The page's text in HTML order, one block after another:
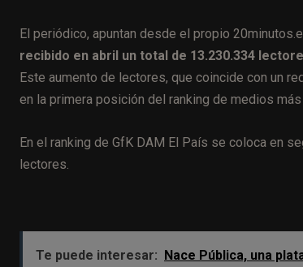
El periódico, apuntan desde el propio
recibido en abril un total de 13.230.334
Este aumento de lectores, que coincide con un
en la primera posición del ranking de medios
En el ranking de GfK DAM El País se coloca en
lectores.
Te puede interesar: Nace Pública, una